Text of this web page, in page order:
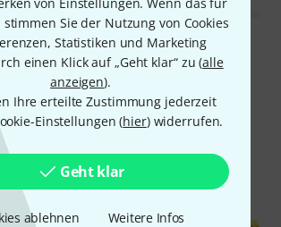
stimmen Sie der Nutzung von Cookies
Statistiken und Marketing
einen Klick auf „Geht klar“ zu (alle
anzeigen).
Ihre erteilte Zustimmung jederzeit
Einstellungen (hier) widerrufen.
Geht klar
ablehnen Weitere Infos
Alle Bewertungen lesen
Schon gewusst?
Ratgeber Testberichte